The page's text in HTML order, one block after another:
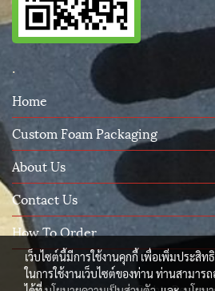
.
Home
Custom Foam Packaging
About Us
Contact Us
How To Order
เว็บไซต์นี้มีการใช้งานคุกกี้ เพื่อเพิ่มประสิ
ในการใช้งานเว็บไซต์ของท่าน ท่านสามาร